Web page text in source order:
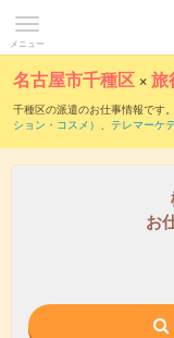
メニュー
名古屋市千種区 ×旅
千種区の派遣のお仕事情報です
ション・コスメ） 、 テレマーケ
辞典：旅行関連のお仕事とは？
お